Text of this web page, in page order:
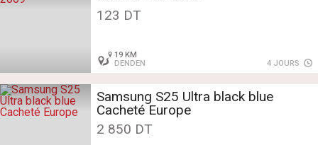
123 DT
19 KM
DENDEN
4 JOURS
Samsung S25 Ultra black blue
Cacheté Europe
2 850 DT